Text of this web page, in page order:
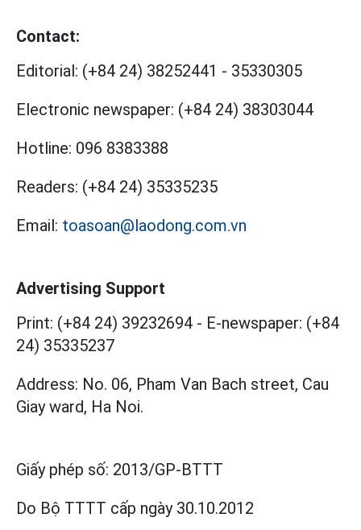
Contact:
Editorial: (+84 24) 38252441 - 35330305
Electronic newspaper: (+84 24) 38303044
Hotline: 096 8383388
Readers: (+84 24) 35335235
Email: toasoan@laodong.com.vn
Advertising Support
Print: (+84 24) 39232694 - E-newspaper: (+84
24) 35335237
Address: No. 06, Pham Van Bach street, Cau
Giay ward, Ha Noi.
Giấy phép số: 2013/GP-BTTT
Do Bộ TTTT cấp ngày 30.10.2012